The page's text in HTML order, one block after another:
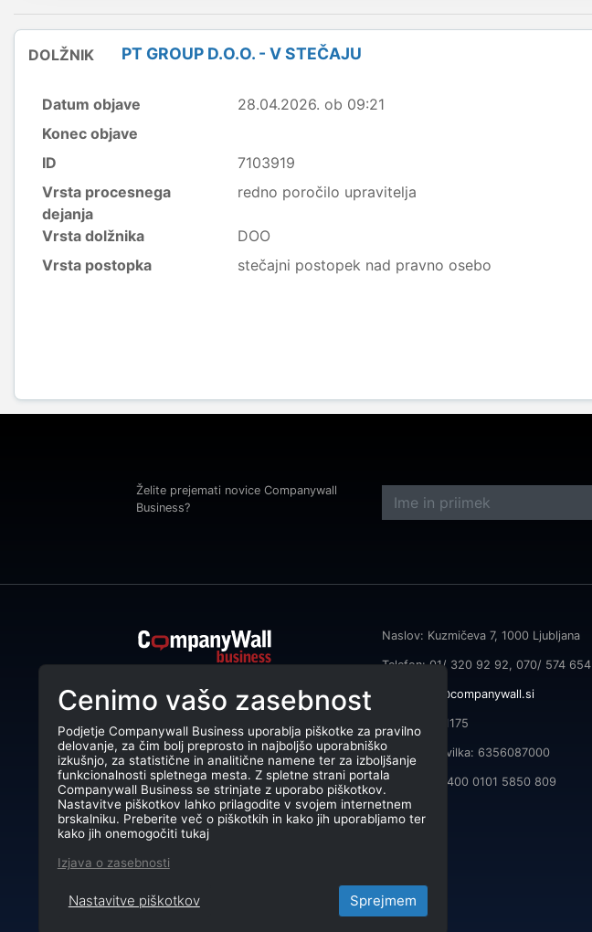
DOLŽNIK PT GROUP D.O.O. - V STEČAJU
Datum objave
28.04.2026. ob 09:21
Konec objave
ID
7103919
Vrsta procesnega
dejanja
redno poročilo upravitelja
Vrsta dolžnika
DOO
Vrsta postopka
stečajni postopek nad pravno osebo
Želite prejemati novice Companywall
Business?
podjetjem pomaga izboljšati
poslovanje z iskanjem in povezovanjem
strank.
CompanyWall Business © 2026
Naslov: Kuzmičeva 7, 1000 Ljubljana
Telefon: 01/ 320 92 92, 070/ 574 654
info@companywall.si
DŠ: SI55591175
Matična številka: 6356087000
TRR: SI56 3400 0101 5850 809
Cenimo vašo zasebnost
Podjetje Companywall Business uporablja piškotke za pravilno
delovanje, za čim bolj preprosto in najboljšo uporabniško
izkušnjo, za statistične in analitične namene ter za izboljšanje
funkcionalnosti spletnega mesta. Z spletne strani portala
Companywall Business se strinjate z uporabo piškotkov.
Nastavitve piškotkov lahko prilagodite v svojem internetnem
brskalniku. Preberite več o piškotkih in kako jih uporabljamo ter
kako jih onemogočiti tukaj
Izjava o zasebnosti
Nastavitve piškotkov Sprejmem